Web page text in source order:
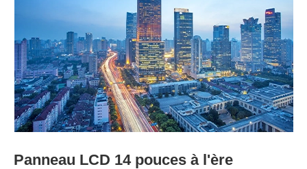
Panneau LCD 14 pouces à l'ère